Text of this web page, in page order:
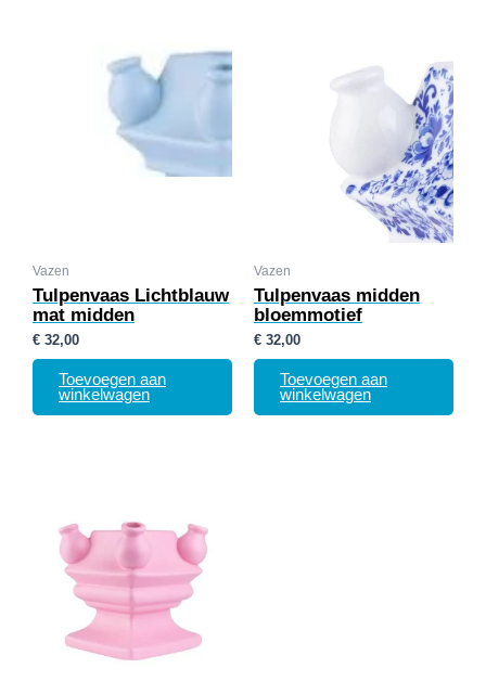
Vazen
Tulpenvaas Lichtblauw
mat midden
€ 32,00
Toevoegen aan
winkelwagen
Vazen
Tulpenvaas midden
bloemmotief
€ 32,00
Toevoegen aan
winkelwagen